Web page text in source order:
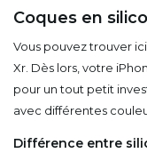
Coques en
Vous pouvez trouver
Xr. Dès lors, votre
pour un tout petit
avec différentes
Différence entre